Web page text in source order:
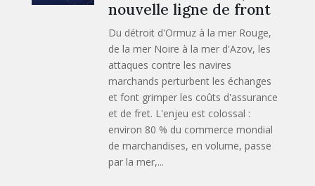
nouvelle ligne de front
Du détroit d'Ormuz à la mer Rouge,
de la mer Noire à la mer d'Azov, les
attaques contre les navires
marchands perturbent les échanges
et font grimper les coûts d'assurance
et de fret. L'enjeu est colossal :
environ 80 % du commerce mondial
de marchandises, en volume, passe
par la mer,...